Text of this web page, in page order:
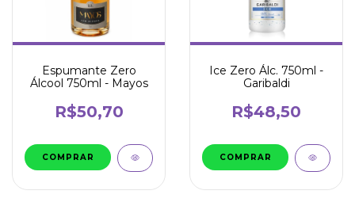
Espumante Zero
Álcool 750ml - Mayos
R$50,70
Ice Zero Álc. 750ml -
Garibaldi
R$48,50